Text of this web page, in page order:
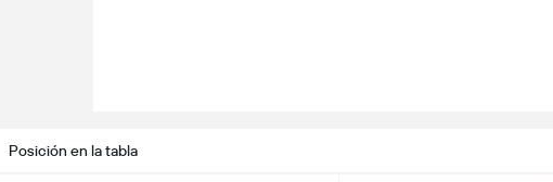
Posición en la tabla